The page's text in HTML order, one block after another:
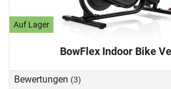
Auf Lager
BowFlex Indoor Bike
Bewertungen (3)